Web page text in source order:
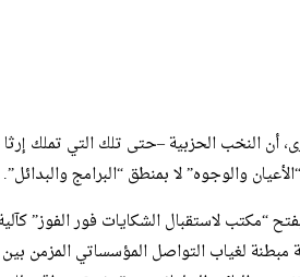
أن النخب الحزبية –حتى تلك التي تملك
والوجوه” لا بمنطق “البرامج والبدائل”.
“مكتب لاستقبال الشكايات فور الفوز”
لغياب التواصل المؤسساتي المزمن بين